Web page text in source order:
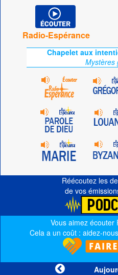
Radio-Espérance
Chapelet aux
Mystères
Réécoutez les
de vos
Vous aimez écouter
Cela a un coût : aidez-